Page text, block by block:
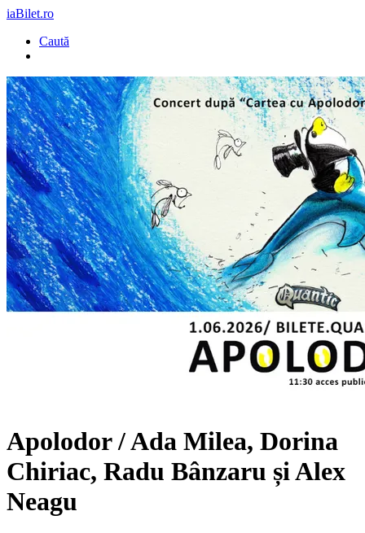
iaBilet.ro
Caută
Apolodor / Ada Milea, Dorina
Chiriac, Radu Bânzaru și Alex
Neagu